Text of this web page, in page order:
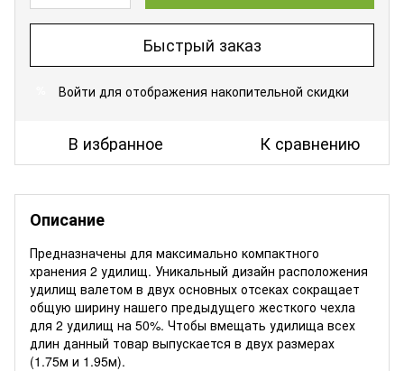
Быстрый заказ
Войти для отображения накопительной скидки
В избранное К сравнению
Описание
Предназначены для максимально компактного
хранения 2 удилищ. Уникальный дизайн расположения
удилищ валетом в двух основных отсеках сокращает
общую ширину нашего предыдущего жесткого чехла
для 2 удилищ на 50%. Чтобы вмещать удилища всех
длин данный товар выпускается в двух размерах
(1.75м и 1.95м).